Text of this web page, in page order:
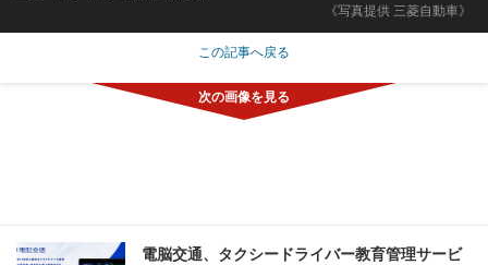
《写真提供 三菱自動車》
この記事へ戻る
電脳交通、タクシードライバー教育管理サービ